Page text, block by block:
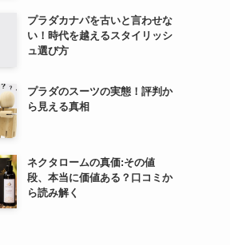
プラダカナパを古いと言わせな
い！時代を越えるスタイリッシ
ュ選び方
プラダのスーツの実態！評判か
ら見える真相
ネクタロームの真価:その値
段、本当に価値ある？口コミか
ら読み解く